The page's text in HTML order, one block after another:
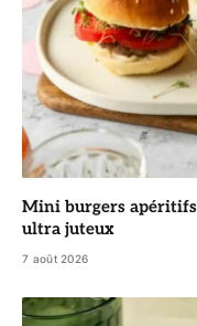
Mini burgers apéritifs
ultra juteux
7 août 2026